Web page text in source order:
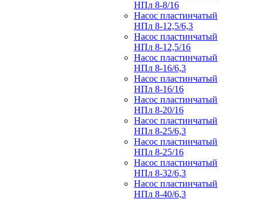
НПл 8-8/16
Насос пластинчатый
НПл 8-12,5/6,3
Насос пластинчатый
НПл 8-12,5/16
Насос пластинчатый
НПл 8-16/6,3
Насос пластинчатый
НПл 8-16/16
Насос пластинчатый
НПл 8-20/16
Насос пластинчатый
НПл 8-25/6,3
Насос пластинчатый
НПл 8-25/16
Насос пластинчатый
НПл 8-32/6,3
Насос пластинчатый
НПл 8-40/6,3